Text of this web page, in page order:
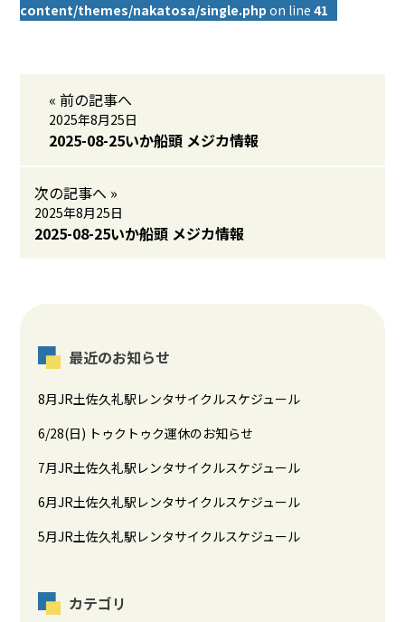
content/themes/nakatosa/single.php on line41
« 前の記事へ
2025年8月25日
2025-08-25いか船頭 メジカ情報
次の記事へ »
2025年8月25日
2025-08-25いか船頭 メジカ情報
最近のお知らせ
8月JR土佐久礼駅レンタサイクルスケジュール
6/28(日) トゥクトゥク運休のお知らせ
7月JR土佐久礼駅レンタサイクルスケジュール
6月JR土佐久礼駅レンタサイクルスケジュール
5月JR土佐久礼駅レンタサイクルスケジュール
カテゴリ